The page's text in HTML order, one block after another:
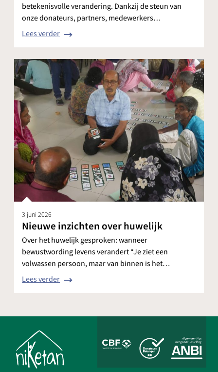
betekenisvolle verandering. Dankzij de steun van
onze donateurs, partners, medewerkers…
Lees verder
3 juni 2026
Nieuwe inzichten over huwelijk
Over het huwelijk gesproken: wanneer
bewustwording levens verandert “Je ziet een
volwassen persoon, maar van binnen is het…
Lees verder